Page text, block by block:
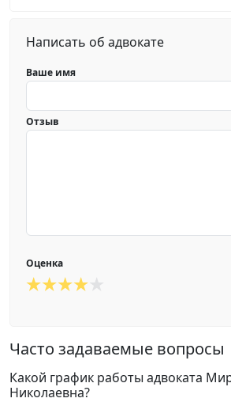
Написать об адвокате
Ваше имя
Отзыв
Оценка
Часто задаваемые вопросы
Какой график работы адвоката
Николаевна?